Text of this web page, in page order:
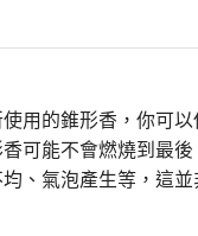
用的錐形香，你可以
可能不會燃燒到最
、氣泡產生等，這並